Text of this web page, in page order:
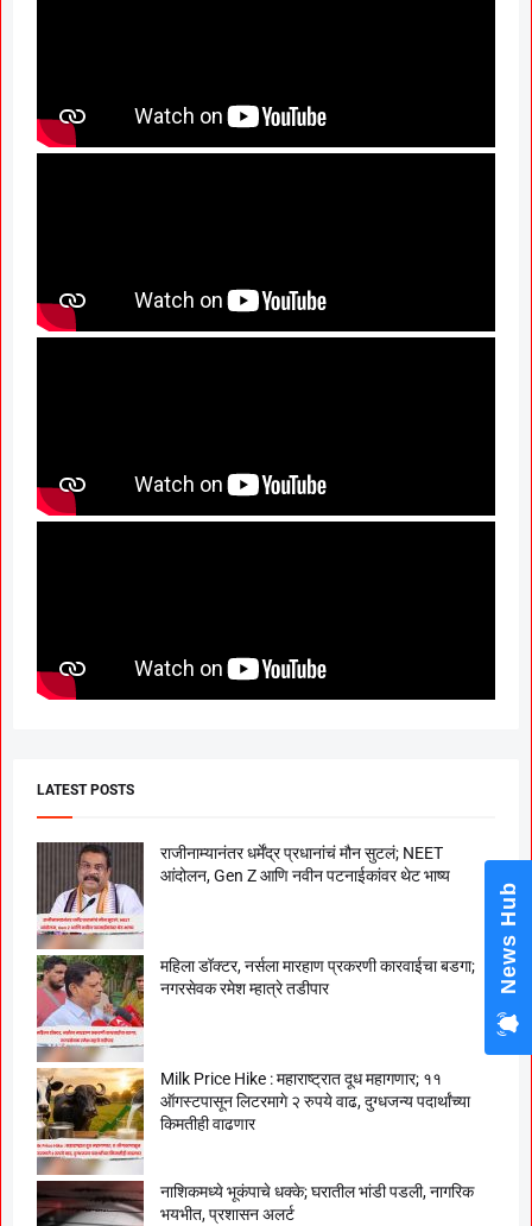
LATEST POSTS
राजीनाम्यानंतर धर्मेंद्र प्रधानांचं मौन सुटलं; NEET
आंदोलन, Gen Z आणि नवीन पटनाईकांवर थेट भाष्य
महिला डॉक्टर, नर्सला मारहाण प्रकरणी कारवाईचा बडगा;
नगरसेवक रमेश म्हात्रे तडीपार
Milk Price Hike : महाराष्ट्रात दूध महागणार; ११
ऑगस्टपासून लिटरमागे २ रुपये वाढ, दुग्धजन्य पदार्थांच्या
किमतीही वाढणार
नाशिकमध्ये भूकंपाचे धक्के; घरातील भांडी पडली, नागरिक
भयभीत, प्रशासन अलर्ट
News Hub